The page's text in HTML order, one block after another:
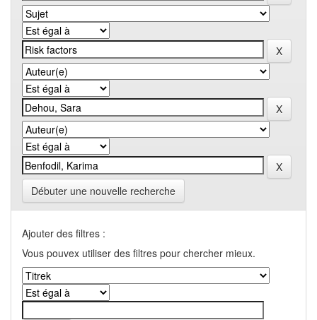
Débuter une nouvelle recherche
Ajouter des filtres :
Vous pouvex utiliser des filtres pour chercher mieux.